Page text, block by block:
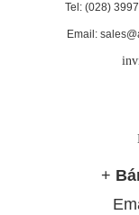
Tel: (028)
Email:
+